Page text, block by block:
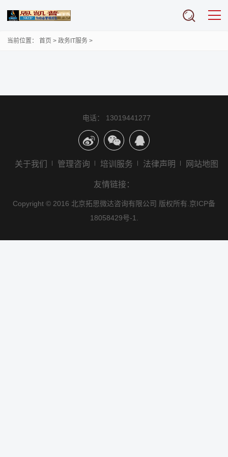
当前位置： 首页 > 政务IT服务 >
电话： 13019441277
关于我们 管理咨询 培训服务 法律声明 网站地图
友情链接：
Copyright © 2016 北京拓思微达咨询有限公司 版权所有. 京ICP备
18058429号-1.